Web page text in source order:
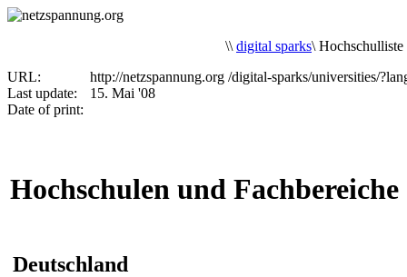
\\ digital sparks\ Hochschulliste
URL:
http://netzspannung.org /digital-sparks/universities/
Last update:
15. Mai '08
Date of print:
Hochschulen und Fachbereiche
Deutschland